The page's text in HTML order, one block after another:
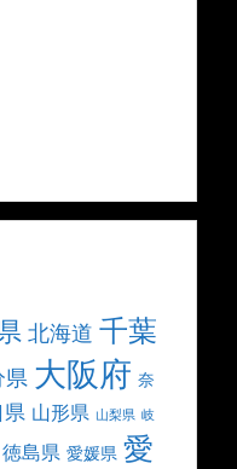
北海道 千葉
県 大阪府 奈
県 山形県 山梨県 岐
徳島県 愛媛県 愛